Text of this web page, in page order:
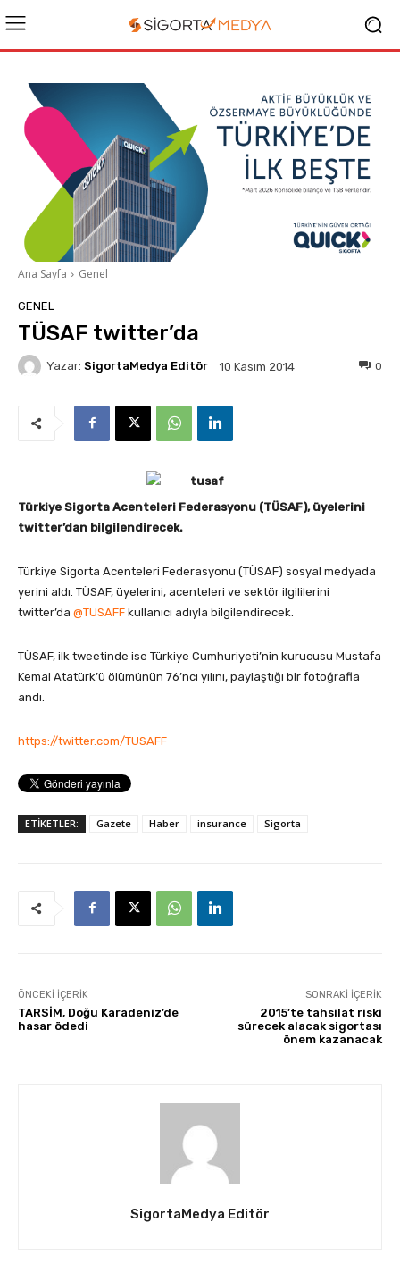
Ana Sayfa Genel
GENEL
TÜSAF twitter’da
Yazar: SigortaMedya Editör 10 Kasım 2014 0
Türkiye Sigorta Acenteleri Federasyonu (TÜSAF), üyelerini
twitter’dan bilgilendirecek.
Türkiye Sigorta Acenteleri Federasyonu (TÜSAF) sosyal medyada
yerini aldı. TÜSAF, üyelerini, acenteleri ve sektör ilgililerini
twitter’da @TUSAFF kullanıcı adıyla bilgilendirecek.
TÜSAF, ilk tweetinde ise Türkiye Cumhuriyeti’nin kurucusu Mustafa
Kemal Atatürk’ü ölümünün 76’ncı yılını, paylaştığı bir fotoğrafla
andı.
https://twitter.com/TUSAFF
ETİKETLER: Gazete Haber insurance Sigorta
ÖNCEKI İÇERIK
TARSİM, Doğu Karadeniz’de
hasar ödedi
SONRAKI İÇERIK
2015’te tahsilat riski
sürecek alacak sigortası
önem kazanacak
SigortaMedya Editör